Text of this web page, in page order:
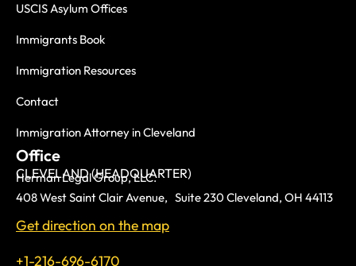
USCIS Asylum Offices
Immigrants Book
Immigration Resources
Contact
Immigration Attorney in Cleveland
Office
CLEVELAND (HEADQUARTER)
Herman Legal Group, LLC.
408 West Saint Clair Avenue, Suite 230 Cleveland, OH 44113
Get direction on the map
+1-216-696-6170